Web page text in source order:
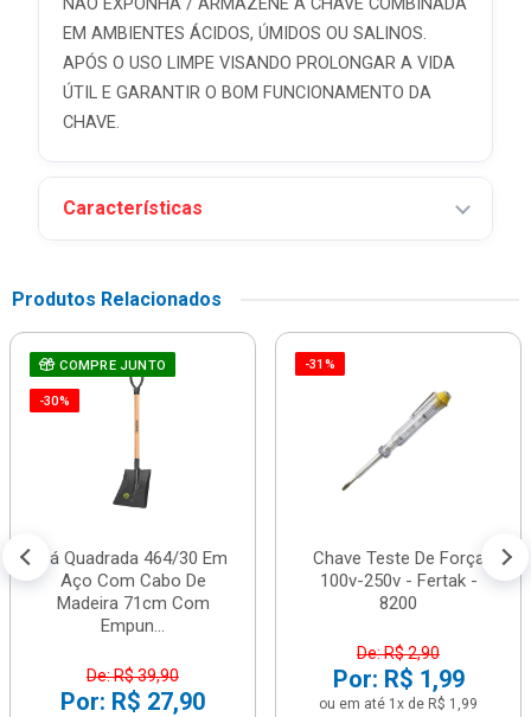
NÃO EXPONHA / ARMAZENE A CHAVE COMBINADA
EM AMBIENTES ÁCIDOS, ÚMIDOS OU SALINOS.
APÓS O USO LIMPE VISANDO PROLONGAR A VIDA
ÚTIL E GARANTIR O BOM FUNCIONAMENTO DA
CHAVE.
Características
Produtos Relacionados
COMPRE JUNTO
-30%
Pá Quadrada 464/30 Em
Aço Com Cabo De
Madeira 71cm Com
Empun...
De: R$ 39,90
Por: R$ 27,90
-31%
Chave Teste De Força
100v-250v - Fertak -
8200
De: R$ 2,90
Por: R$ 1,99
ou em até 1x de R$ 1,99